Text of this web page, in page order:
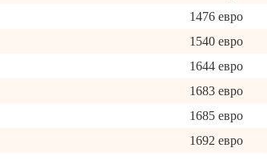
1476 евро
1540 евро
1644 евро
1683 евро
1685 евро
1692 евро